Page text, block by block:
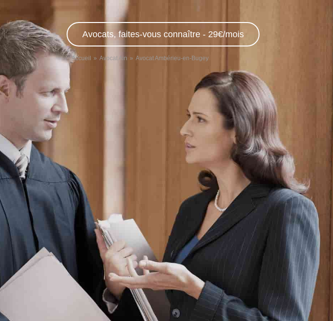
Avocats, faites-vous connaître - 29€/mois
Accueil Avocat Ain Avocat Ambérieu-en-Bugey